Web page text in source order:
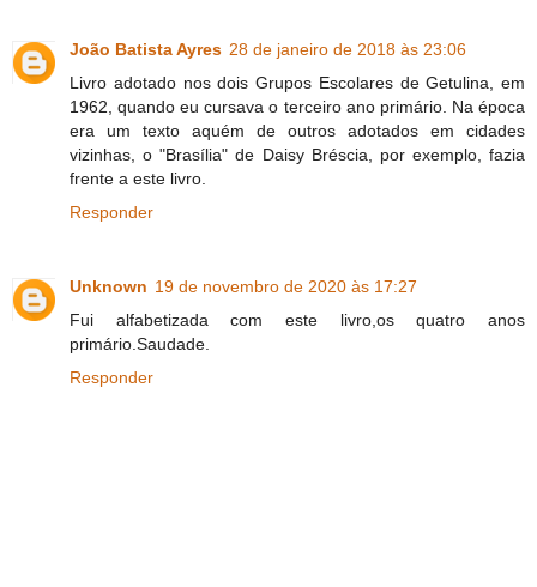
João Batista Ayres 28 de janeiro de 2018 às 23:06
Livro adotado nos dois Grupos Escolares de Getulina, em
1962, quando eu cursava o terceiro ano primário. Na época
era um texto aquém de outros adotados em cidades
vizinhas, o "Brasília" de Daisy Bréscia, por exemplo, fazia
frente a este livro.
Responder
Unknown 19 de novembro de 2020 às 17:27
Fui alfabetizada com este livro,os quatro anos
primário.Saudade.
Responder